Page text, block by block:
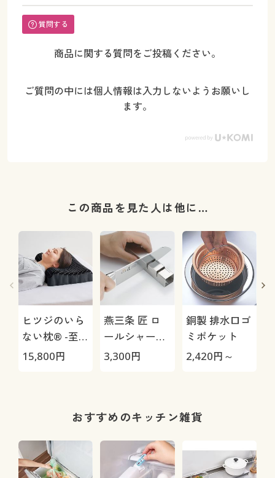
質問する
商品に関する質問をご投稿ください。
ご質問の中には個人情報は入力しないようお願いし
ます。
この商品を見た人は他に…
ヒツジのいら
ない枕® -至
極-
15,800円
燕三条 匠 ロ
ールシャープ
ナー
3,300円
銅製 排水口ゴ
ミポケット
2,420円～
おすすめのキッチン雑貨